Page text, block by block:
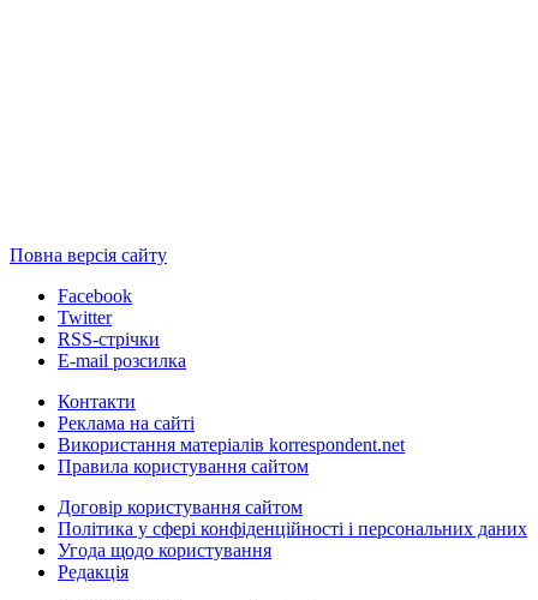
Повна версія сайту
Facebook
Twitter
RSS-стрічки
E-mail розсилка
Контакти
Реклама на сайті
Використання матеріалів korrespondent.net
Правила користування сайтом
Договір користування сайтом
Політика у сфері конфіденційності і персональних даних
Угода щодо користування
Редакція